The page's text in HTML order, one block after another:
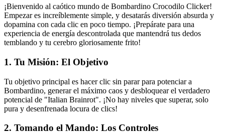
¡Bienvenido al caótico mundo de Bombardino Crocodilo Clicker!
Empezar es increíblemente simple, y desatarás diversión absurda y
dopamina con cada clic en poco tiempo. ¡Prepárate para una
experiencia de energía descontrolada que mantendrá tus dedos
temblando y tu cerebro gloriosamente frito!
1. Tu Misión: El Objetivo
Tu objetivo principal es hacer clic sin parar para potenciar a
Bombardino, generar el máximo caos y desbloquear el verdadero
potencial de "Italian Brainrot". ¡No hay niveles que superar, solo
pura y desenfrenada locura de clics!
2. Tomando el Mando: Los Controles